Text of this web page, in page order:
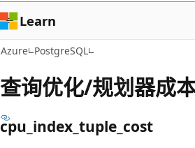
Learn
Azure PostgreSQL
查询优化/规划器成
cpu_index_tuple_cost